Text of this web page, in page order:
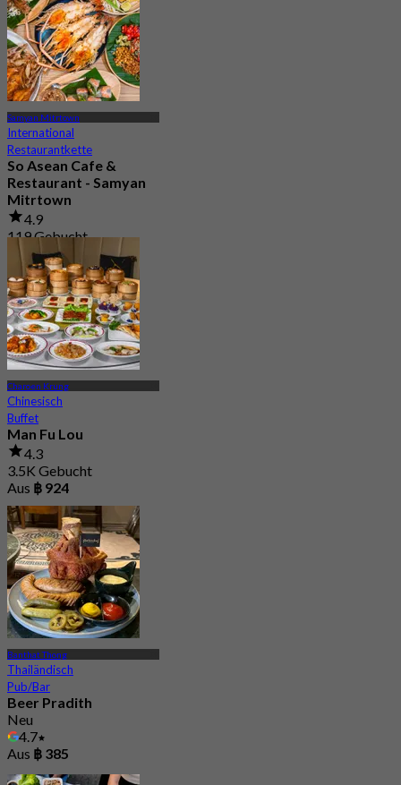
Samyan Mitrtown
International
Restaurantkette
So Asean Cafe &
Restaurant - Samyan
Mitrtown
4.9
119 Gebucht
Aus฿ 245
Charoen Krung
Chinesisch
Buffet
Man Fu Lou
4.3
3.5K Gebucht
Aus ฿ 924
Banthat Thong
Thailändisch
Pub/Bar
Beer Pradith
Neu
4.7
Aus ฿ 385